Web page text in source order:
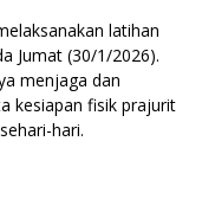
latihan
Jumat (30/1/2026).
menjaga dan
kesiapan fisik prajurit
hari.